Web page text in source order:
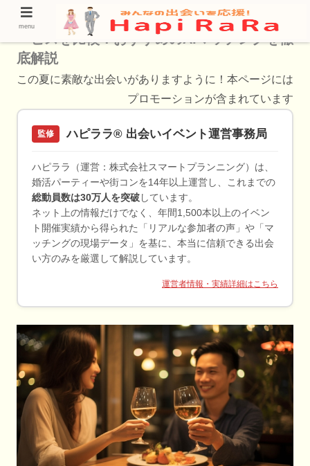
【2024年最新】野田阪神で話題のAI婚活サ
ービスを比較！おすすめのAIマッチングを徹
底解説
この夏に素敵な出会いがありますように！本ページには
プロモーションが含まれています
監修 ハピララ® 出会いイベント運営事務局
ハピララ（運営：株式会社スマートプランニング）は、
婚活パーティーや街コンを14年以上運営し、これまでの
総動員数は30万人を突破 しています。
ネット上の情報だけでなく、年間1,500本以上のイベン
ト開催実績から得られた「リアルな参加者の声」や「マ
ッチングの現場データ」を基に、本当に信頼できる出会
い方のみを厳選して解説しています。
運営者情報・実績詳細はこちら
menu